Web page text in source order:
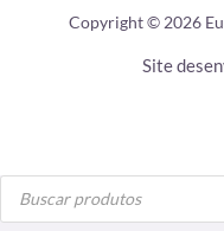
Copyright © 2026 Eu
Site
Pesquisar
produtos